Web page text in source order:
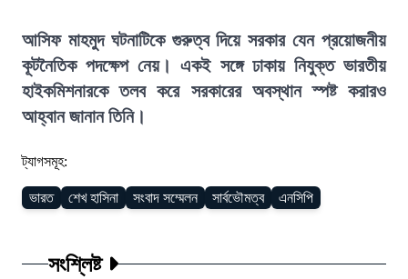
আসিফ মাহমুদ ঘটনাটিকে গুরুত্ব দিয়ে সরকার যেন প্রয়োজনীয়
কূটনৈতিক পদক্ষেপ নেয়। একই সঙ্গে ঢাকায় নিযুক্ত ভারতীয়
হাইকমিশনারকে তলব করে সরকারের অবস্থান স্পষ্ট করারও
আহ্বান জানান তিনি।
ট্যাগসমূহ:
ভারত শেখ হাসিনা সংবাদ সম্মেলন সার্বভৌমত্ব এনসিপি
সংশ্লিষ্ট